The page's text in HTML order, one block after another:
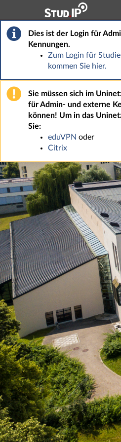
Fußzeile
Dies ist der Login für
Kennungen.
Zum Login für
kommen Sie hier.
Sie müssen sich im
für Admin- und externe
können! Um in das
Sie:
eduVPN oder
Citrix